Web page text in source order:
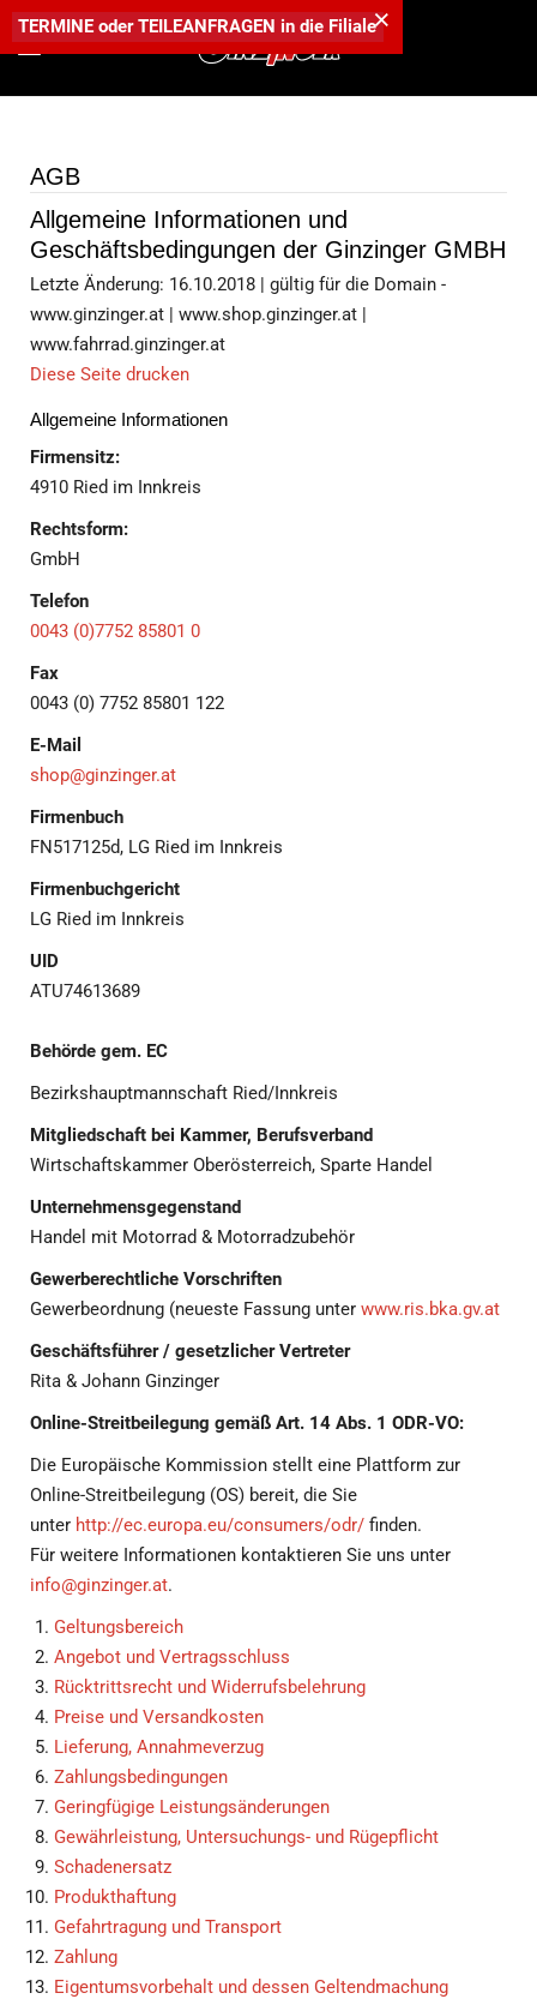
AGB
Allgemeine Informationen und
Geschäftsbedingungen der Ginzinger GMBH
Letzte Änderung: 16.10.2018 | gültig für die Domain -
www.ginzinger.at | www.shop.ginzinger.at |
www.fahrrad.ginzinger.at
Diese Seite drucken
Allgemeine Informationen
Firmensitz:
4910 Ried im Innkreis
Rechtsform:
GmbH
Telefon
0043 (0)7752 85801 0
Fax
0043 (0) 7752 85801 122
E-Mail
shop@ginzinger.at
Firmenbuch
FN517125d, LG Ried im Innkreis
Firmenbuchgericht
LG Ried im Innkreis
UID
ATU74613689
Behörde gem. EC
Bezirkshauptmannschaft Ried/Innkreis
Mitgliedschaft bei Kammer, Berufsverband
Wirtschaftskammer Oberösterreich, Sparte Handel
Unternehmensgegenstand
Handel mit Motorrad & Motorradzubehör
Gewerberechtliche Vorschriften
Gewerbeordnung (neueste Fassung unter www.ris.bka.gv.at
Geschäftsführer / gesetzlicher Vertreter
Rita & Johann Ginzinger
Online-Streitbeilegung gemäß Art. 14 Abs. 1 ODR-VO:
Die Europäische Kommission stellt eine Plattform zur
Online-Streitbeilegung (OS) bereit, die Sie
unter http://ec.europa.eu/consumers/odr/ finden.
Für weitere Informationen kontaktieren Sie uns unter
info@ginzinger.at.
Geltungsbereich
Angebot und Vertragsschluss
Rücktrittsrecht und Widerrufsbelehrung
Preise und Versandkosten
Lieferung, Annahmeverzug
Zahlungsbedingungen
Geringfügige Leistungsänderungen
Gewährleistung, Untersuchungs- und Rügepflicht
Schadenersatz
Produkthaftung
Gefahrtragung und Transport
Zahlung
Eigentumsvorbehalt und dessen Geltendmachung
×
TERMINE oderTEILEANFRAGEN in die Filiale